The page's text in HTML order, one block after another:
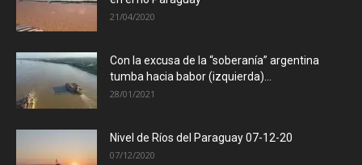
21/04/2020
Con la excusa de la “soberanía” argentina
tumba hacia babor (izquierda)...
28/01/2021
Nivel de Ríos del Paraguay 07-12-20
07/12/2020